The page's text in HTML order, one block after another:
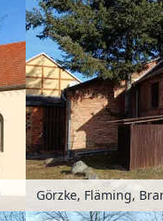
Görzke, Fläming,